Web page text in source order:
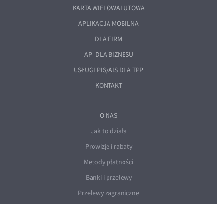
KARTA WIELOWALUTOWA
APLIKACJA MOBILNA
DLA FIRM
API DLA BIZNESU
USŁUGI PIS/AIS DLA TPP
KONTAKT
O NAS
Jak to działa
Prowizje i rabaty
Metody płatności
Banki i przelewy
Przelewy zagraniczne